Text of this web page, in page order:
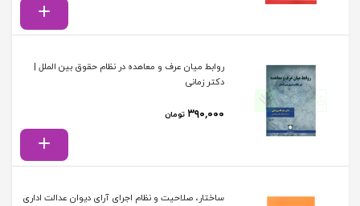
روابط میان عرف و معاهده در نظام حقوق بین الملل |
دکتر زمانی
۳۹۰,۰۰۰ تومان
ساختار، صلاحیت و نظام اجرای آرای دیوان عدالت اداری